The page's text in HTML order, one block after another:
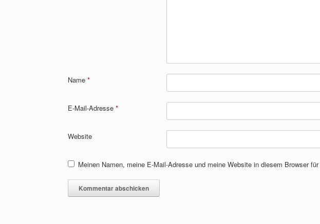
Name *
E-Mail-Adresse *
Website
Meinen Namen, meine E-Mail-Adresse und meine Website in diesem Browser